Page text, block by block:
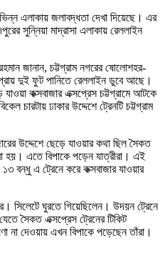
এলাকায় জলাবদ্ধতা দেখা দিয়েছে। এর
সুন্নিয়া মাদ্রাসা এলাকায় রেললাইন
জানান, চট্টগ্রাম নগরের ষোলোশহর-
দুই ফুট পানিতে রেললাইন ডুবে আছে।
কক্সবাজার এক্সপ্রেস চট্টগ্রামে আটকে
চারটায় ঢাকার উদ্দেশে ট্রেনটি চট্টগ্রাম
উদ্দেশে ছেড়ে যাওয়ার কথা ছিল সৈকত
হয়। এতে বিপাকে পড়েন যাত্রীরা। এই
বন্ধু এ ট্রেনে করে কক্সবাজার যাওয়ার
সিলেটে ঘুরতে গিয়েছিলেন। উদয়ন ট্রেনে
সৈকত এক্সপ্রেস ট্রেনের টিকিট
দেওয়ায় এখন বিপাকে পড়েছেন তাঁরা।